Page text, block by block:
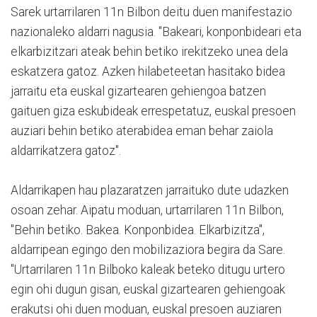
Sarek urtarrilaren 11n Bilbon deitu duen manifestazio
nazionaleko aldarri nagusia. "Bakeari, konponbideari eta
elkarbizitzari ateak behin betiko irekitzeko unea dela
eskatzera gatoz. Azken hilabeteetan hasitako bidea
jarraitu eta euskal gizartearen gehiengoa batzen
gaituen giza eskubideak errespetatuz, euskal presoen
auziari behin betiko aterabidea eman behar zaiola
aldarrikatzera gatoz".
Aldarrikapen hau plazaratzen jarraituko dute udazken
osoan zehar. Aipatu moduan, urtarrilaren 11n Bilbon,
"Behin betiko. Bakea. Konponbidea. Elkarbizitza",
aldarripean egingo den mobilizaziora begira da Sare.
"Urtarrilaren 11n Bilboko kaleak beteko ditugu urtero
egin ohi dugun gisan, euskal gizartearen gehiengoak
erakutsi ohi duen moduan, euskal presoen auziaren